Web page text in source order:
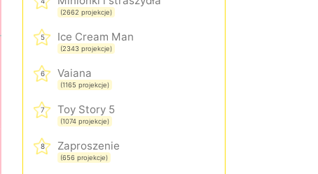
(2662 projekcje)
5 Ice Cream Man
(2343 projekcje)
6 Vaiana
(1165 projekcje)
7 Toy Story 5
(1074 projekcje)
8 Zaproszenie
(656 projekcje)